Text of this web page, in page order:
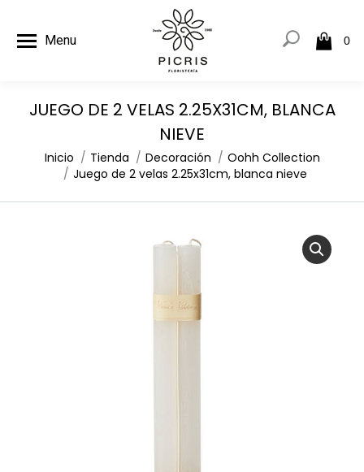
Menu 0
JUEGO DE 2 VELAS 2.25X31CM, BLANCA
NIEVE
Estás aquí:
Inicio Tienda Decoración
Oohh Collection
Juego de 2 velas 2.25x31cm, blanca nieve